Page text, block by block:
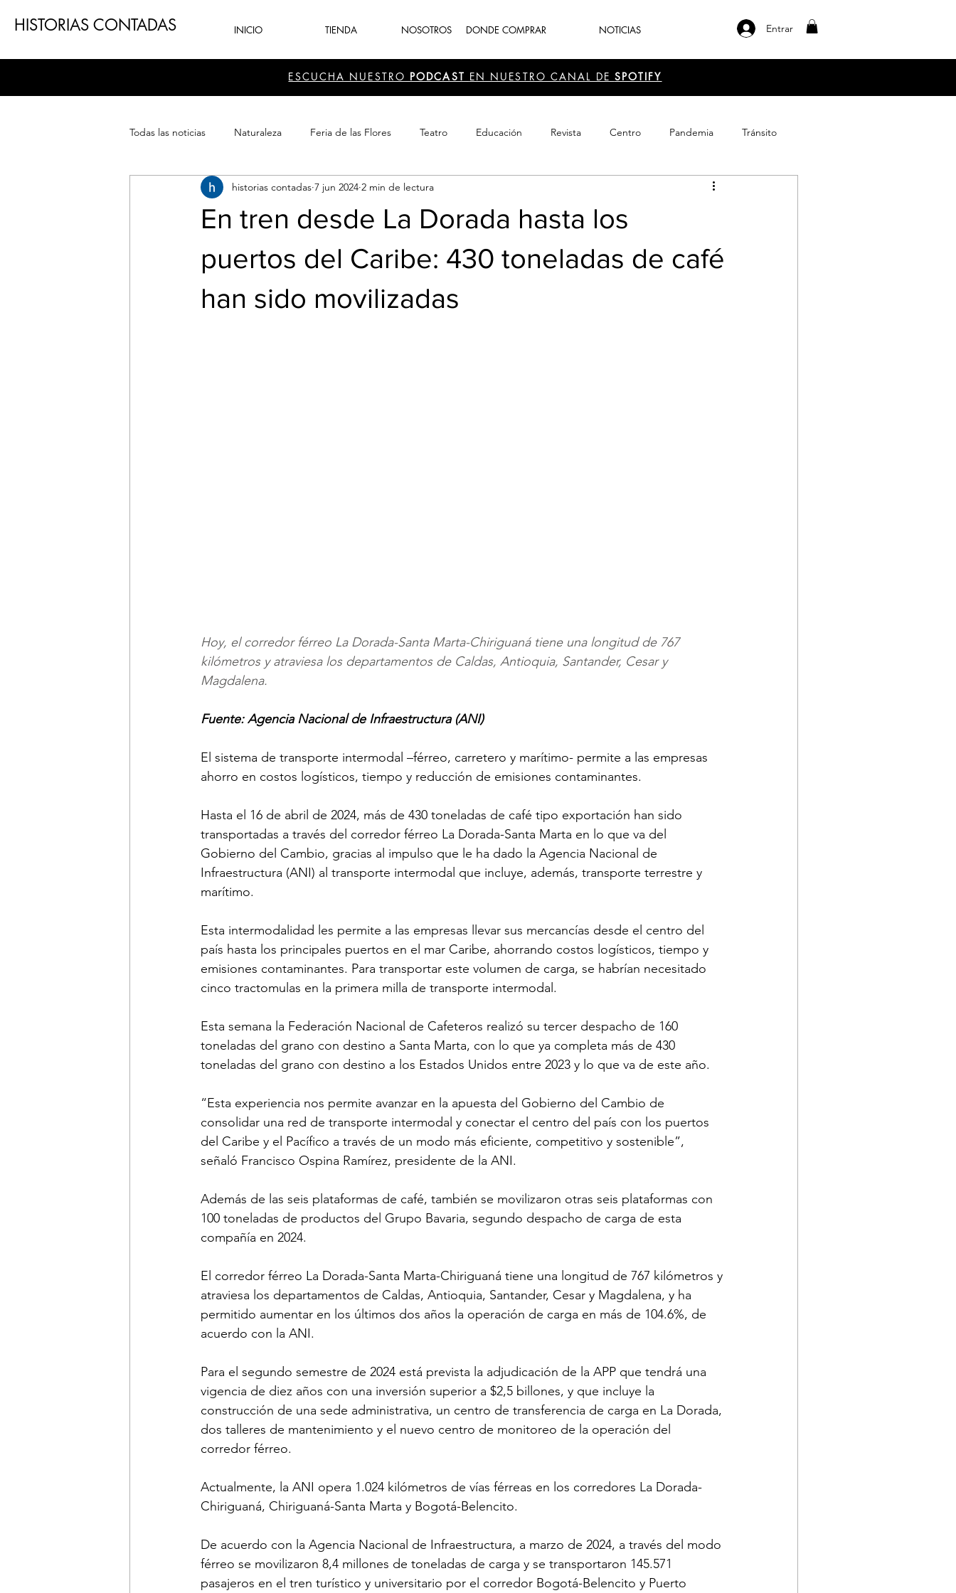
HISTORIAS CONTADAS INICIO TIENDA NOSOTROS DONDE COMPRAR NOTICIAS Entrar
ESCUCHA NUESTRO PODCAST EN NUESTRO CANAL DE SPOTIFY
Todas las noticias Naturaleza Feria de las Flores Teatro Educación Revista Centro Pandemia Tránsito
Patrimonio Sector Cultura Recreación Emprendimiento
En tren desde La Dorada hasta los
puertos del Caribe: 430 toneladas de café
han sido movilizadas
historias contadas 7 jun 2024 2 min de lectura
​​​Hoy, el corredor férreo La Dorada-Santa Marta-Chiriguaná tiene una longitud de 767
kilómetros y atraviesa los departamentos de Caldas, Antioquia, Santander, Cesar y
Magdalena.
Fuente: Agencia Nacional de Infraestructura (ANI)
El sistema de transporte intermodal –férreo, carretero y marítimo- permite a las empresas
ahorro en costos logísticos, tiempo y reducción de emisiones contaminantes.
Hasta el 16 de abril de 2024, más de 430 toneladas de café tipo exportación han sido
transportadas a través del corredor férreo La Dorada-Santa Marta en lo que va del
Gobierno del Cambio, gracias al impulso que le ha dado la Agencia Nacional de
Infraestructura (ANI) al transporte intermodal que incluye, además, transporte terrestre y
marítimo.
Esta intermodalidad les permite a las empresas llevar sus mercancías desde el centro del
país hasta los principales puertos en el mar Caribe, ahorrando costos logísticos, tiempo y
emisiones contaminantes. Para transportar este volumen de carga, se habrían necesitado
cinco tractomulas en la primera milla de transporte intermodal.
Esta semana la Federación Nacional de Cafeteros realizó su tercer despacho de 160
toneladas del grano con destino a Santa Marta, con lo que ya completa más de 430
toneladas del grano con destino a los Estados Unidos entre 2023 y lo que va de este año.
“Esta experiencia nos permite avanzar en la apuesta del Gobierno del Cambio de
consolidar una red de transporte intermodal y conectar el centro del país con los puertos
del Caribe y el Pacífico a través de un modo más eficiente, competitivo y sostenible”,
señaló Francisco Ospina Ramírez, presidente de la ANI.
Además de las seis plataformas de café, también se movilizaron otras seis plataformas con
100 toneladas de productos del Grupo Bavaria, segundo despacho de carga de esta
compañía en 2024.
El corredor férreo La Dorada-Santa Marta-Chiriguaná tiene una longitud de 767 kilómetros y
atraviesa los departamentos de Caldas, Antioquia, Santander, Cesar y Magdalena, y ha
permitido aumentar en los últimos dos años la operación de carga en más de 104.6%, de
acuerdo con la ANI.
Para el segundo semestre de 2024 está prevista la adjudicación de la APP que tendrá una
vigencia de diez años con una inversión superior a $2,5 billones, y que incluye la
construcción de una sede administrativa, un centro de transferencia de carga en La Dorada,
dos talleres de mantenimiento y el nuevo centro de monitoreo de la operación del
corredor férreo.
Actualmente, la ANI opera 1.024 kilómetros de vías férreas en los corredores La Dorada-
Chiriguaná, Chiriguaná-Santa Marta y Bogotá-Belencito.
De acuerdo con la Agencia Nacional de Infraestructura, a marzo de 2024, a través del modo
férreo se movilizaron 8,4 millones de toneladas de carga y se transportaron 145.571
pasajeros en el tren turístico y universitario por el corredor Bogotá-Belencito y Puerto